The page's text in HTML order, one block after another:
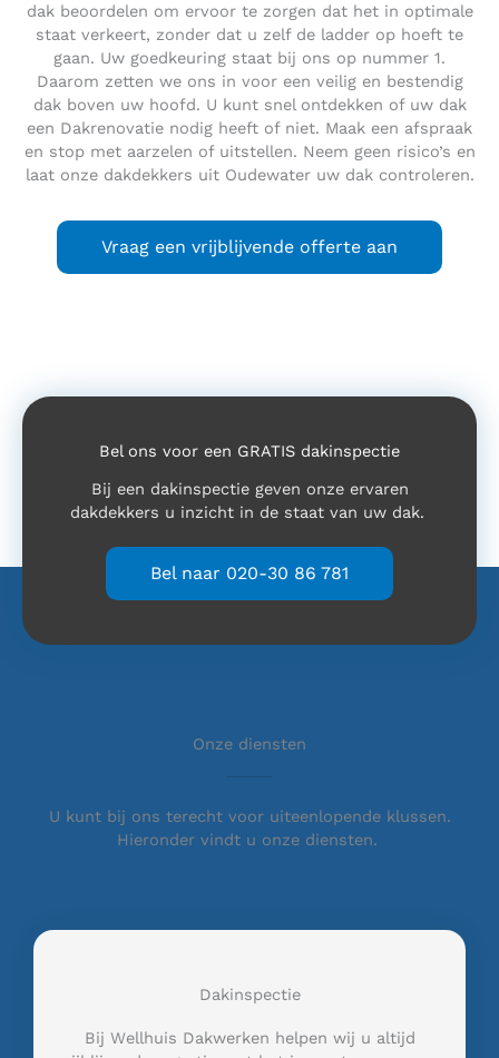
dak beoordelen om ervoor te zorgen dat het in optimale
staat verkeert, zonder dat u zelf de ladder op hoeft te
gaan. Uw goedkeuring staat bij ons op nummer 1.
Daarom zetten we ons in voor een veilig en bestendig
dak boven uw hoofd. U kunt snel ontdekken of uw dak
een Dakrenovatie nodig heeft of niet. Maak een afspraak
en stop met aarzelen of uitstellen. Neem geen risico’s en
laat onze dakdekkers uit Oudewater uw dak controleren.
Vraag een vrijblijvende offerte aan
Bel ons voor een GRATIS dakinspectie
Bij een dakinspectie geven onze ervaren
dakdekkers u inzicht in de staat van uw dak.
Bel naar 020-30 86 781
Onze diensten
U kunt bij ons terecht voor uiteenlopende klussen.
Hieronder vindt u onze diensten.
Dakinspectie
Bij Wellhuis Dakwerken helpen wij u altijd